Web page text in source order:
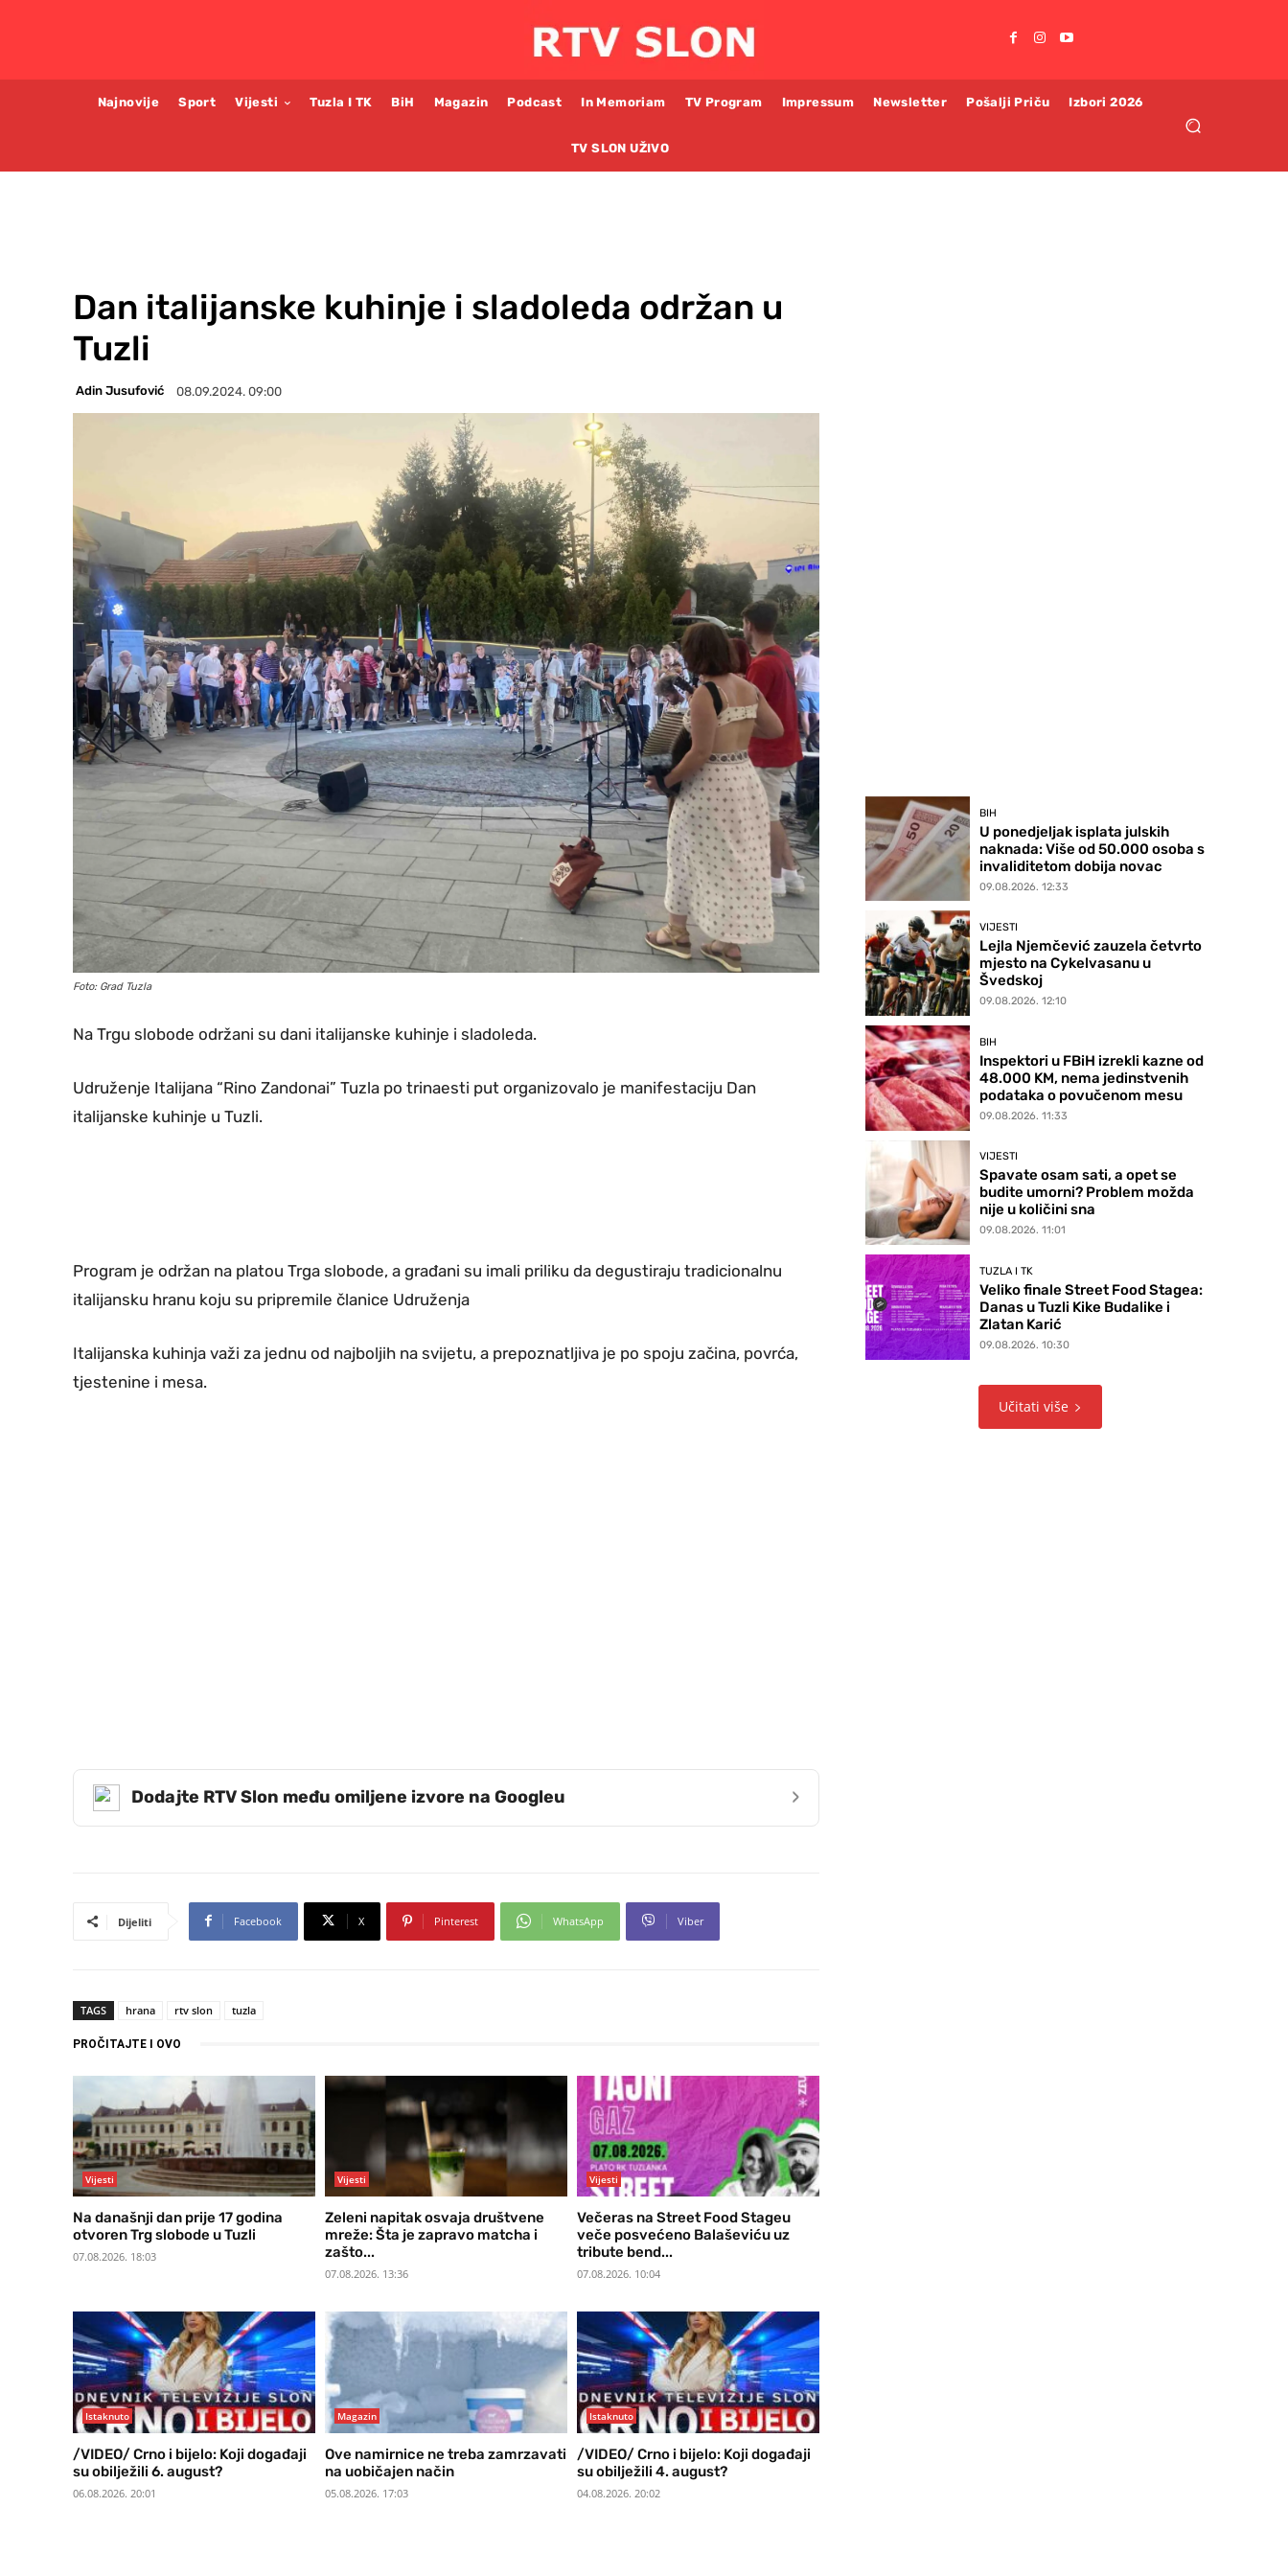
Najnovije Sport Vijesti Tuzla I TK BiH Magazin Podcast In Memoriam TV Program Impressum Newsletter Pošalji Priču Izbori 2026
TV SLON UŽIVO
Dan italijanske kuhinje i sladoleda održan u
Tuzli
Adin Jusufović 08.09.2024. 09:00
Foto: Grad Tuzla
Na Trgu slobode održani su dani italijanske kuhinje i sladoleda.
Udruženje Italijana “Rino Zandonai” Tuzla po trinaesti put organizovalo je manifestaciju Dan
italijanske kuhinje u Tuzli.
Program je održan na platou Trga slobode, a građani su imali priliku da degustiraju tradicionalnu
italijansku hranu koju su pripremile članice Udruženja
Italijanska kuhinja važi za jednu od najboljih na svijetu, a prepoznatljiva je po spoju začina, povrća,
tjestenine i mesa.
Dodajte RTV Slon među omiljene izvore na Googleu ›
Dijeliti Facebook X Pinterest WhatsApp Viber
TAGS hrana rtv slon tuzla
PROČITAJTE I OVO
Vijesti
Na današnji dan prije 17 godina
otvoren Trg slobode u Tuzli
07.08.2026. 18:03
Vijesti
Zeleni napitak osvaja društvene
mreže: Šta je zapravo matcha i
zašto...
07.08.2026. 13:36
Vijesti
Večeras na Street Food Stageu
veče posvećeno Balaševiću uz
tribute bend...
07.08.2026. 10:04
Istaknuto
/VIDEO/ Crno i bijelo: Koji događaji
su obilježili 6. august?
06.08.2026. 20:01
Magazin
Ove namirnice ne treba zamrzavati
na uobičajen način
05.08.2026. 17:03
Istaknuto
/VIDEO/ Crno i bijelo: Koji događaji
su obilježili 4. august?
04.08.2026. 20:02
BIH
U ponedjeljak isplata julskih
naknada: Više od 50.000 osoba s
invaliditetom dobija novac
09.08.2026. 12:33
VIJESTI
Lejla Njemčević zauzela četvrto
mjesto na Cykelvasanu u
Švedskoj
09.08.2026. 12:10
BIH
Inspektori u FBiH izrekli kazne od
48.000 KM, nema jedinstvenih
podataka o povučenom mesu
09.08.2026. 11:33
VIJESTI
Spavate osam sati, a opet se
budite umorni? Problem možda
nije u količini sna
09.08.2026. 11:01
TUZLA I TK
Veliko finale Street Food Stagea:
Danas u Tuzli Kike Budalike i
Zlatan Karić
09.08.2026. 10:30
Učitati više